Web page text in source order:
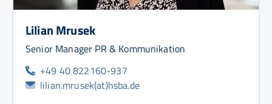
Lilian Mrusek
Senior Manager PR & Kommunikation
+49 40 822160-937
lilian.mrusek(at)hsba.de